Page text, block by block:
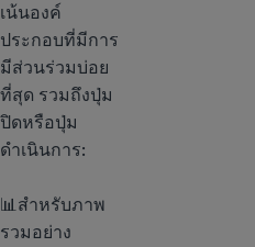
เน้นองค์
ประกอบที่มีการ
มีส่วนร่วมบ่อย
ที่สุด รวมถึงปุ่ม
ปิดหรือปุ่ม
ดำเนินการ:
📊สำหรับภาพ
รวมอย่าง